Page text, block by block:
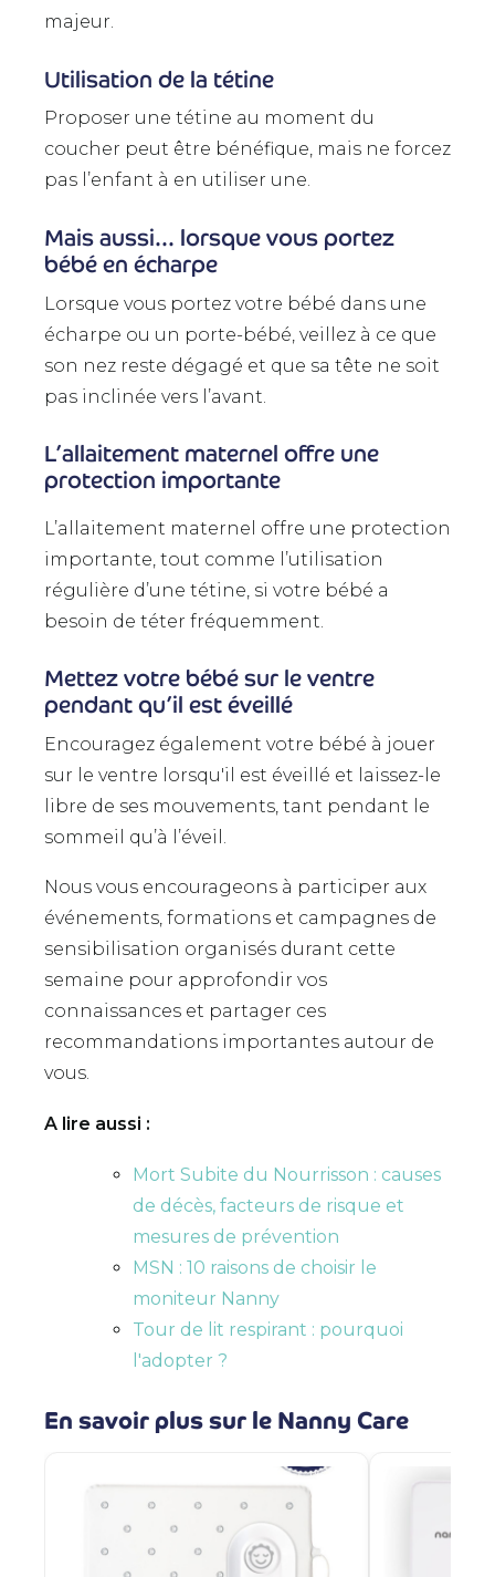
majeur.
Utilisation de la tétine
Proposer une tétine au moment du
coucher peut être bénéfique, mais ne forcez
pas l’enfant à en utiliser une.
Mais aussi… lorsque vous portez
bébé en écharpe
Lorsque vous portez votre bébé dans une
écharpe ou un porte-bébé, veillez à ce que
son nez reste dégagé et que sa tête ne soit
pas inclinée vers l’avant.
L’allaitement maternel offre une
protection importante
L’allaitement maternel offre une protection
importante, tout comme l’utilisation
régulière d’une tétine, si votre bébé a
besoin de téter fréquemment.
Mettez votre bébé sur le ventre
pendant qu’il est éveillé
Encouragez également votre bébé à jouer
sur le ventre lorsqu'il est éveillé et laissez-le
libre de ses mouvements, tant pendant le
sommeil qu’à l’éveil.
Nous vous encourageons à participer aux
événements, formations et campagnes de
sensibilisation organisés durant cette
semaine pour approfondir vos
connaissances et partager ces
recommandations importantes autour de
vous.
A lire aussi :
Mort Subite du Nourrisson : causes
de décès, facteurs de risque et
mesures de prévention
MSN : 10 raisons de choisir le
moniteur Nanny
Tour de lit respirant : pourquoi
l'adopter ?
En savoir plus sur le Nanny Care